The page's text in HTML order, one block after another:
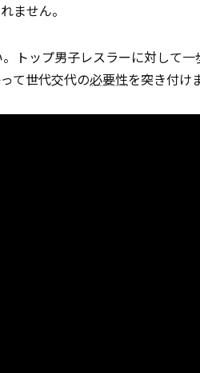
ません。
トップ男子レスラーに対して
て世代交代の必要性を突き付け